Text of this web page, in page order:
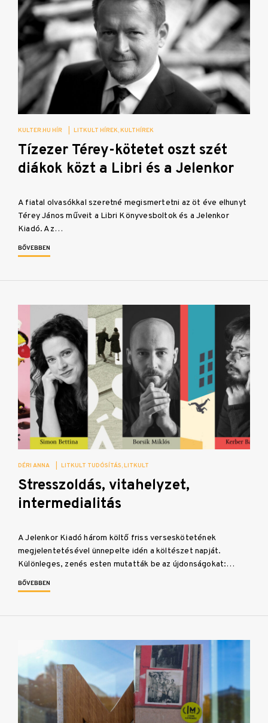
KULTER.HU HÍR LITKULT HÍREK KULTHÍREK
Tízezer Térey-kötetet oszt szét
diákok közt a Libri és a Jelenkor
A fiatal olvasókkal szeretné megismertetni az öt éve elhunyt
Térey János műveit a Libri Könyvesboltok és a Jelenkor
Kiadó. Az…
BŐVEBBEN
DÉRI ANNA LITKULT TUDÓSÍTÁS LITKULT
Stresszoldás, vitahelyzet,
intermedialitás
A Jelenkor Kiadó három költő friss verseskötetének
megjelentetésével ünnepelte idén a költészet napját.
Különleges, zenés esten mutatták be az újdonságokat:…
BŐVEBBEN